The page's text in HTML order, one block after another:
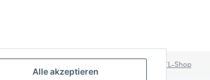
Alle akzeptieren
JTL-Shop